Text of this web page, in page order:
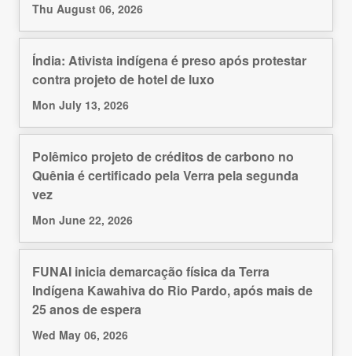
Thu August 06, 2026
Índia: Ativista indígena é preso após protestar
contra projeto de hotel de luxo
Mon July 13, 2026
Polêmico projeto de créditos de carbono no
Quênia é certificado pela Verra pela segunda
vez
Mon June 22, 2026
FUNAI inicia demarcação física da Terra
Indígena Kawahiva do Rio Pardo, após mais de
25 anos de espera
Wed May 06, 2026